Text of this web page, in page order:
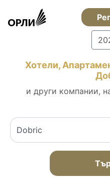
Хотели,
и други компании,